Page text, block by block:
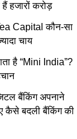
हजारों करोड़
Capital कौन-सा
चाय
है “Mini India”?
बैंकिंग अपनाने
कैसे बदली बैंकिंग की